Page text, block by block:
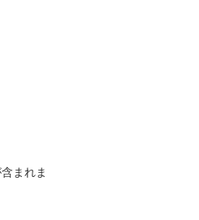
まれま